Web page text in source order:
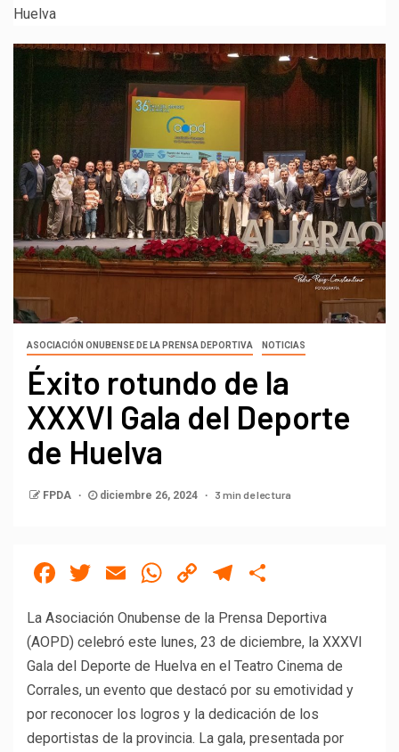
Huelva
ASOCIACIÓN ONUBENSE DE LA PRENSA DEPORTIVA NOTICIAS
Éxito rotundo de la
XXXVI Gala del Deporte
de Huelva
FPDA diciembre 26, 2024 3 min de lectura
Facebook
Twitter
EmailWhatsApp
CopyTelegram
La Asociación Onubense de la Prensa Deportiva
(AOPD) celebró este lunes, 23 de diciembre, la XXXVI
Gala del Deporte de Huelva en el Teatro Cinema de
Corrales, un evento que destacó por su emotividad y
por reconocer los logros y la dedicación de los
deportistas de la provincia. La gala, presentada por